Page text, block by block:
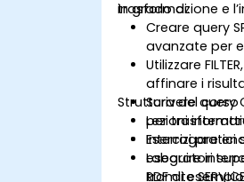
trasformazione e
in grado di:
Creare query
avanzate per
Utilizzare
affinare i
Scrivere query
per
Interrogare
eseguire
tramite
Struttura del corso
Lezioni
Esercizi pratici
Laboratori
RDF di